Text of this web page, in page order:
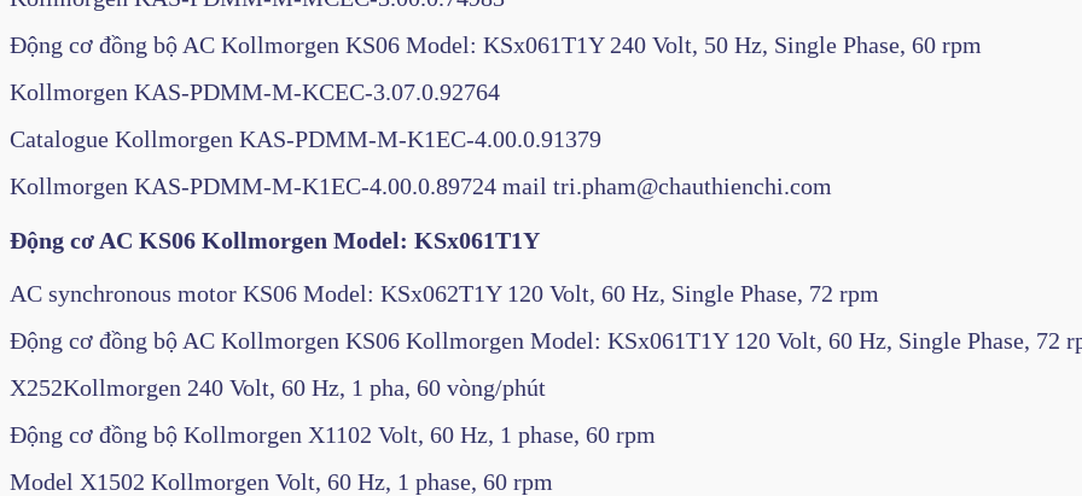
Động cơ đồng bộ AC Kollmorgen KS06 Model: KSx061T1Y 240 Volt, 50 Hz, Single Phase, 60 rpm
Kollmorgen KAS-PDMM-M-KCEC-3.07.0.92764
Catalogue Kollmorgen KAS-PDMM-M-K1EC-4.00.0.91379
Kollmorgen KAS-PDMM-M-K1EC-4.00.0.89724 mail tri.pham@chauthienchi.com
Động cơ AC KS06 Kollmorgen Model: KSx061T1Y
AC synchronous motor KS06 Model: KSx062T1Y 120 Volt, 60 Hz, Single Phase, 72 rpm
Động cơ đồng bộ AC Kollmorgen KS06 Kollmorgen Model: KSx061T1Y 120 Volt, 60 Hz, Single Phase, 72
X252Kollmorgen 240 Volt, 60 Hz, 1 pha, 60 vòng/phút
Động cơ đồng bộ Kollmorgen X1102 Volt, 60 Hz, 1 phase, 60 rpm
Model X1502 Kollmorgen Volt, 60 Hz, 1 phase, 60 rpm